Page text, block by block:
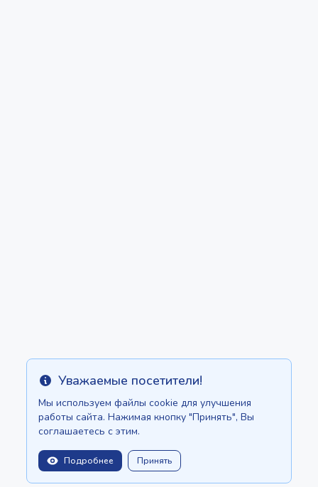
Info Уважаемые посетители!
Мы используем файлы cookie для улучшения
работы сайта. Нажимая кнопку "Принять", Вы
соглашаетесь с этим.
Подробнее Принять